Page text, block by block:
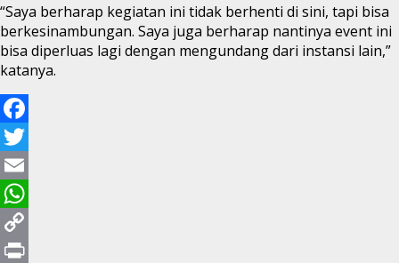
“Saya berharap kegiatan ini tidak berhenti di sini, tapi bisa
berkesinambungan. Saya juga berharap nantinya event ini
bisa diperluas lagi dengan mengundang dari instansi lain,”
katanya.
Facebook
Twitter
Email
WhatsApp
Copy